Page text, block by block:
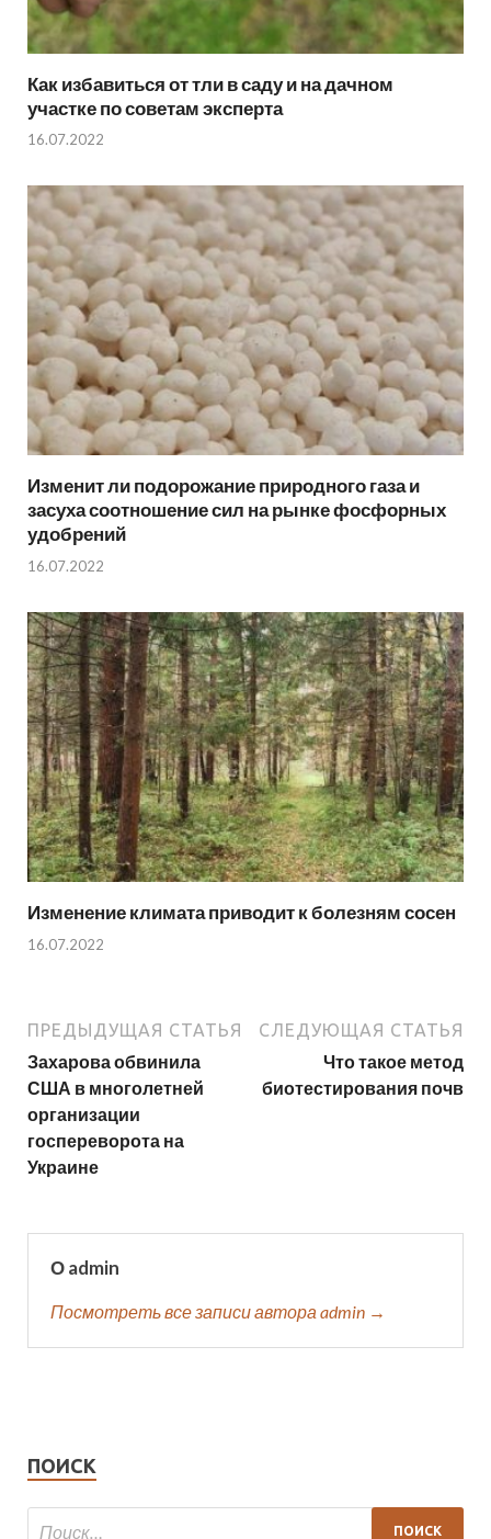
Как избавиться от тли в саду и на дачном
участке по советам эксперта
16.07.2022
Изменит ли подорожание природного газа и
засуха соотношение сил на рынке фосфорных
удобрений
16.07.2022
Изменение климата приводит к болезням сосен
16.07.2022
ПРЕДЫДУЩАЯ СТАТЬЯ
Захарова обвинила
США в многолетней
организации
госпереворота на
Украине
СЛЕДУЮЩАЯ СТАТЬЯ
Что такое метод
биотестирования почв
О admin
Посмотреть все записи автора admin →
ПОИСК